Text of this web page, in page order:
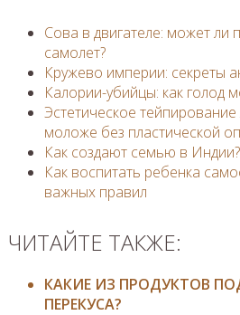
Сова в двигателе: может ли
самолет?
Кружево империи: секреты
Калории-убийцы: как голод
Эстетическое
моложе без пластической
Как создают семью в Индии?
Как воспитать ребенка
важных правил
ЧИТАЙТЕ ТАКЖЕ:
КАКИЕ ИЗ ПРОДУКТОВ
ПЕРЕКУСА?